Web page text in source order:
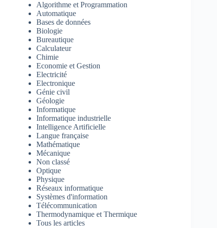
Algorithme et Programmation
Automatique
Bases de données
Biologie
Bureautique
Calculateur
Chimie
Economie et Gestion
Electricité
Electronique
Génie civil
Géologie
Informatique
Informatique industrielle
Intelligence Artificielle
Langue française
Mathématique
Mécanique
Non classé
Optique
Physique
Réseaux informatique
Systèmes d'information
Télécommunication
Thermodynamique et Thermique
Tous les articles